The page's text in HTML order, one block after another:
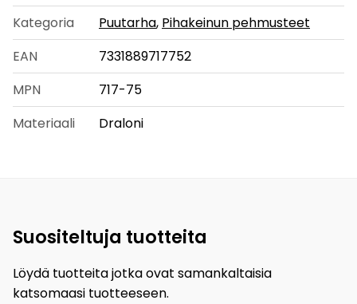
Kategoria
Puutarha, Pihakeinun pehmusteet
EAN
7331889717752
MPN
717-75
Materiaali
Draloni
Suositeltuja tuotteita
Löydä tuotteita jotka ovat samankaltaisia
katsomaasi tuotteeseen.